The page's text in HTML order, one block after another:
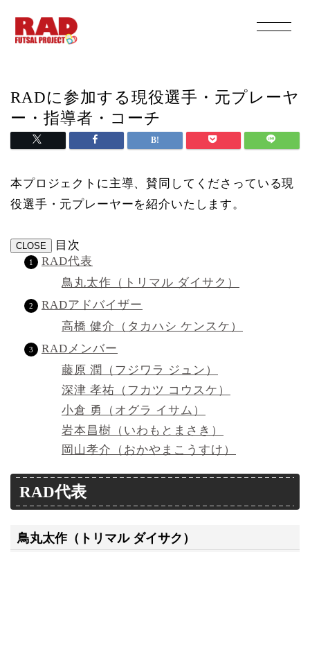
RADに参加する現役選手・元プレーヤ
ー・指導者・コーチ
本プロジェクトに主導、賛同してくださっている現
役選手・元プレーヤーを紹介いたします。
CLOSE
目次
RAD代表
鳥丸太作（トリマル ダイサク）
RADアドバイザー
高橋 健介（タカハシ ケンスケ）
RADメンバー
藤原 潤（フジワラ ジュン）
深津 孝祐（フカツ コウスケ）
小倉 勇（オグラ イサム）
岩本昌樹（いわもとまさき）
岡山孝介（おかやまこうすけ）
RAD代表
鳥丸太作（トリマル ダイサク）